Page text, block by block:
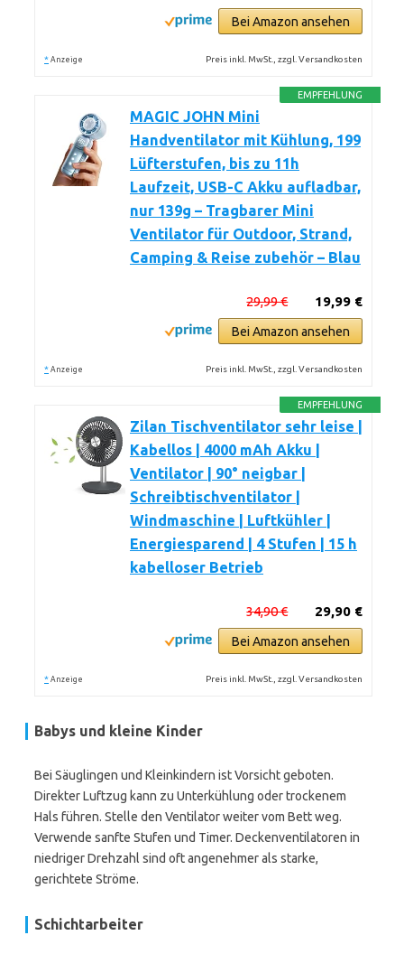
Bei Amazon ansehen
* Anzeige Preis inkl. MwSt., zzgl. Versandkosten
EMPFEHLUNG
MAGIC JOHN Mini
Handventilator mit Kühlung, 199
Lüfterstufen, bis zu 11h
Laufzeit, USB-C Akku aufladbar,
nur 139g – Tragbarer Mini
Ventilator für Outdoor, Strand,
Camping & Reise zubehör – Blau
19,99 €
29,99 €
Bei Amazon ansehen
* Anzeige Preis inkl. MwSt., zzgl. Versandkosten
EMPFEHLUNG
Zilan Tischventilator sehr leise |
Kabellos | 4000 mAh Akku |
Ventilator | 90° neigbar |
Schreibtischventilator |
Windmaschine | Luftkühler |
Energiesparend | 4 Stufen | 15 h
kabelloser Betrieb
29,90 €
34,90 €
Bei Amazon ansehen
* Anzeige Preis inkl. MwSt., zzgl. Versandkosten
Babys und kleine Kinder
Bei Säuglingen und Kleinkindern ist Vorsicht geboten.
Direkter Luftzug kann zu Unterkühlung oder trockenem
Hals führen. Stelle den Ventilator weiter vom Bett weg.
Verwende sanfte Stufen und Timer. Deckenventilatoren in
niedriger Drehzahl sind oft angenehmer als starke,
gerichtete Ströme.
Schichtarbeiter